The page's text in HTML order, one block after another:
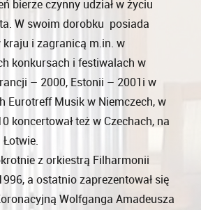
bierze czynny udział w życiu
W swoim dorobku posiada
i zagranicą m.in. w
konkursach i festiwalach w
– 2000, Estonii – 2001i w
Eurotreff Musik w Niemczech, w
koncertował też w Czechach, na
Łotwie.
z orkiestrą Filharmonii
a ostatnio zaprezentował się
Wolfganga Amadeusza